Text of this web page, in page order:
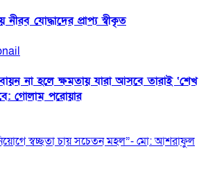
নীরব যোদ্ধাদের প্রাপ্য স্বীকৃত
না হলে ক্ষমতায় যারা আসবে তারাই ‘শেখ
গোলাম পরোয়ার